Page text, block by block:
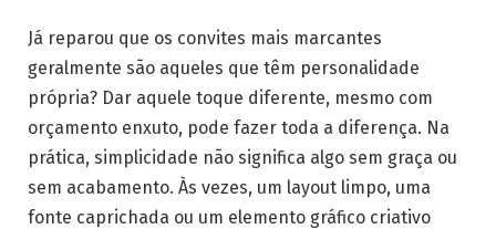
Já reparou que os convites mais marcantes
geralmente são aqueles que têm personalidade
própria? Dar aquele toque diferente, mesmo com
orçamento enxuto, pode fazer toda a diferença. Na
prática, simplicidade não significa algo sem graça ou
sem acabamento. Às vezes, um layout limpo, uma
fonte caprichada ou um elemento gráfico criativo